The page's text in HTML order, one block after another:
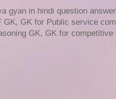
gyan in hindi question
GK for Public service
GK, GK for